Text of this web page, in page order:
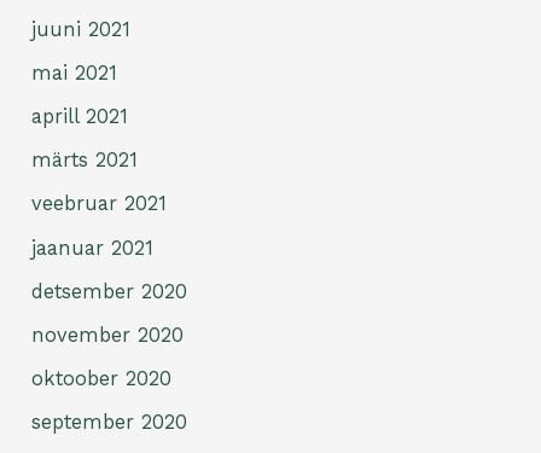
juuni 2021
mai 2021
aprill 2021
märts 2021
veebruar 2021
jaanuar 2021
detsember 2020
november 2020
oktoober 2020
september 2020